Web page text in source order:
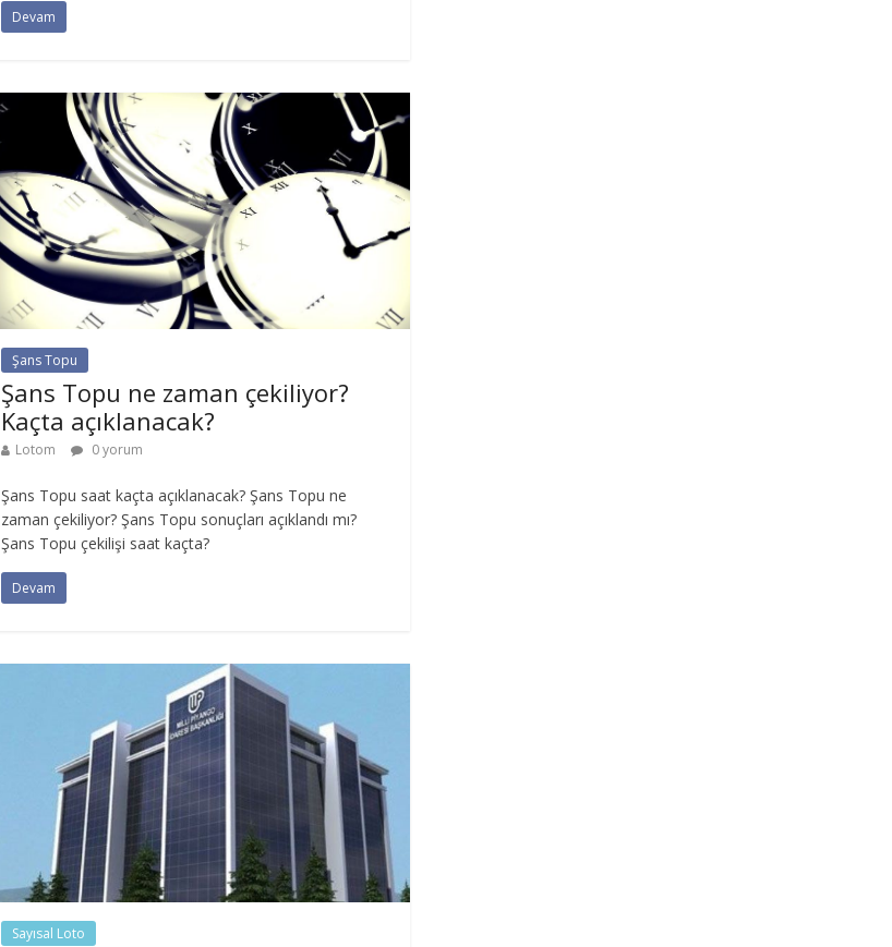
Devam
Şans Topu
Şans Topu ne zaman çekiliyor?
Kaçta açıklanacak?
Lotom 0 yorum
Şans Topu saat kaçta açıklanacak? Şans Topu ne
zaman çekiliyor? Şans Topu sonuçları açıklandı mı?
Şans Topu çekilişi saat kaçta?
Devam
Sayısal Loto